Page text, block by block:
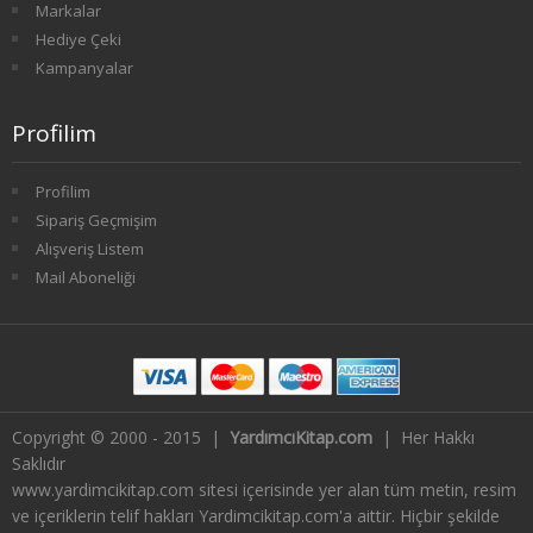
4. SINIF 8. YARIYIL KONAKLAMA İŞL
TÜRK DİLİ VE EDEBİYATI
1. SINIF 1. YARIYIL TÜRK DİLİ
1. SINIF 2. YARIYIL TÜRK DİLİ
2. SINIF 3. YARIYIL TÜRK DİLİ
3. SINIF 6. YARIYIL TÜRK DİLİ
4. SINIF 7. YARIYIL TÜRK DİLİ
4. SINIF 8. YARIYIL TÜRK DİLİ
Markalar
Hediye Çeki
Kampanyalar
Profilim
Profilim
Sipariş Geçmişim
Alışveriş Listem
Mail Aboneliği
Copyright © 2000 - 2015 | YardımcıKitap.com
| Her Hakkı
Saklıdır
www.yardimcikitap.com sitesi içerisinde yer alan tüm metin, resim
ve içeriklerin telif hakları Yardimcikitap.com'a aittir. Hiçbir şekilde